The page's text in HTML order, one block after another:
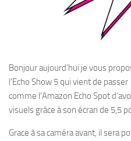
Bonjour aujourd’hui je vous
l’Echo Show 5 qui vient de
comme l’Amazon Echo Spot
visuels grâce à son écran de 5,5
Grace à sa caméra avant, il sera